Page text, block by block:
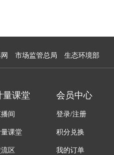
市场监管总局 生态环境部
量课堂
间
课堂
区
会员中心
登录/注册
积分兑换
我的订单